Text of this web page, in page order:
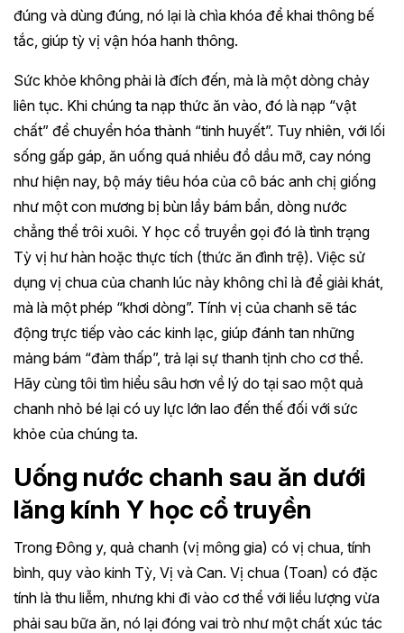
đúng và dùng đúng, nó lại là chìa khóa để khai thông bế
tắc, giúp tỳ vị vận hóa hanh thông.
Sức khỏe không phải là đích đến, mà là một dòng chảy
liên tục. Khi chúng ta nạp thức ăn vào, đó là nạp “vật
chất” để chuyển hóa thành “tinh huyết”. Tuy nhiên, với lối
sống gấp gáp, ăn uống quá nhiều đồ dầu mỡ, cay nóng
như hiện nay, bộ máy tiêu hóa của cô bác anh chị giống
như một con mương bị bùn lầy bám bẩn, dòng nước
chẳng thể trôi xuôi. Y học cổ truyền gọi đó là tình trạng
Tỳ vị hư hàn hoặc thực tích (thức ăn đình trệ). Việc sử
dụng vị chua của chanh lúc này không chỉ là để giải khát,
mà là một phép “khơi dòng”. Tính vị của chanh sẽ tác
động trực tiếp vào các kinh lạc, giúp đánh tan những
mảng bám “đàm thấp”, trả lại sự thanh tịnh cho cơ thể.
Hãy cùng tôi tìm hiểu sâu hơn về lý do tại sao một quả
chanh nhỏ bé lại có uy lực lớn lao đến thế đối với sức
khỏe của chúng ta.
Uống nước chanh sau ăn dưới
lăng kính Y học cổ truyền
Trong Đông y, quả chanh (vị mông gia) có vị chua, tính
bình, quy vào kinh Tỳ, Vị và Can. Vị chua (Toan) có đặc
tính là thu liễm, nhưng khi đi vào cơ thể với liều lượng vừa
phải sau bữa ăn, nó lại đóng vai trò như một chất xúc tác